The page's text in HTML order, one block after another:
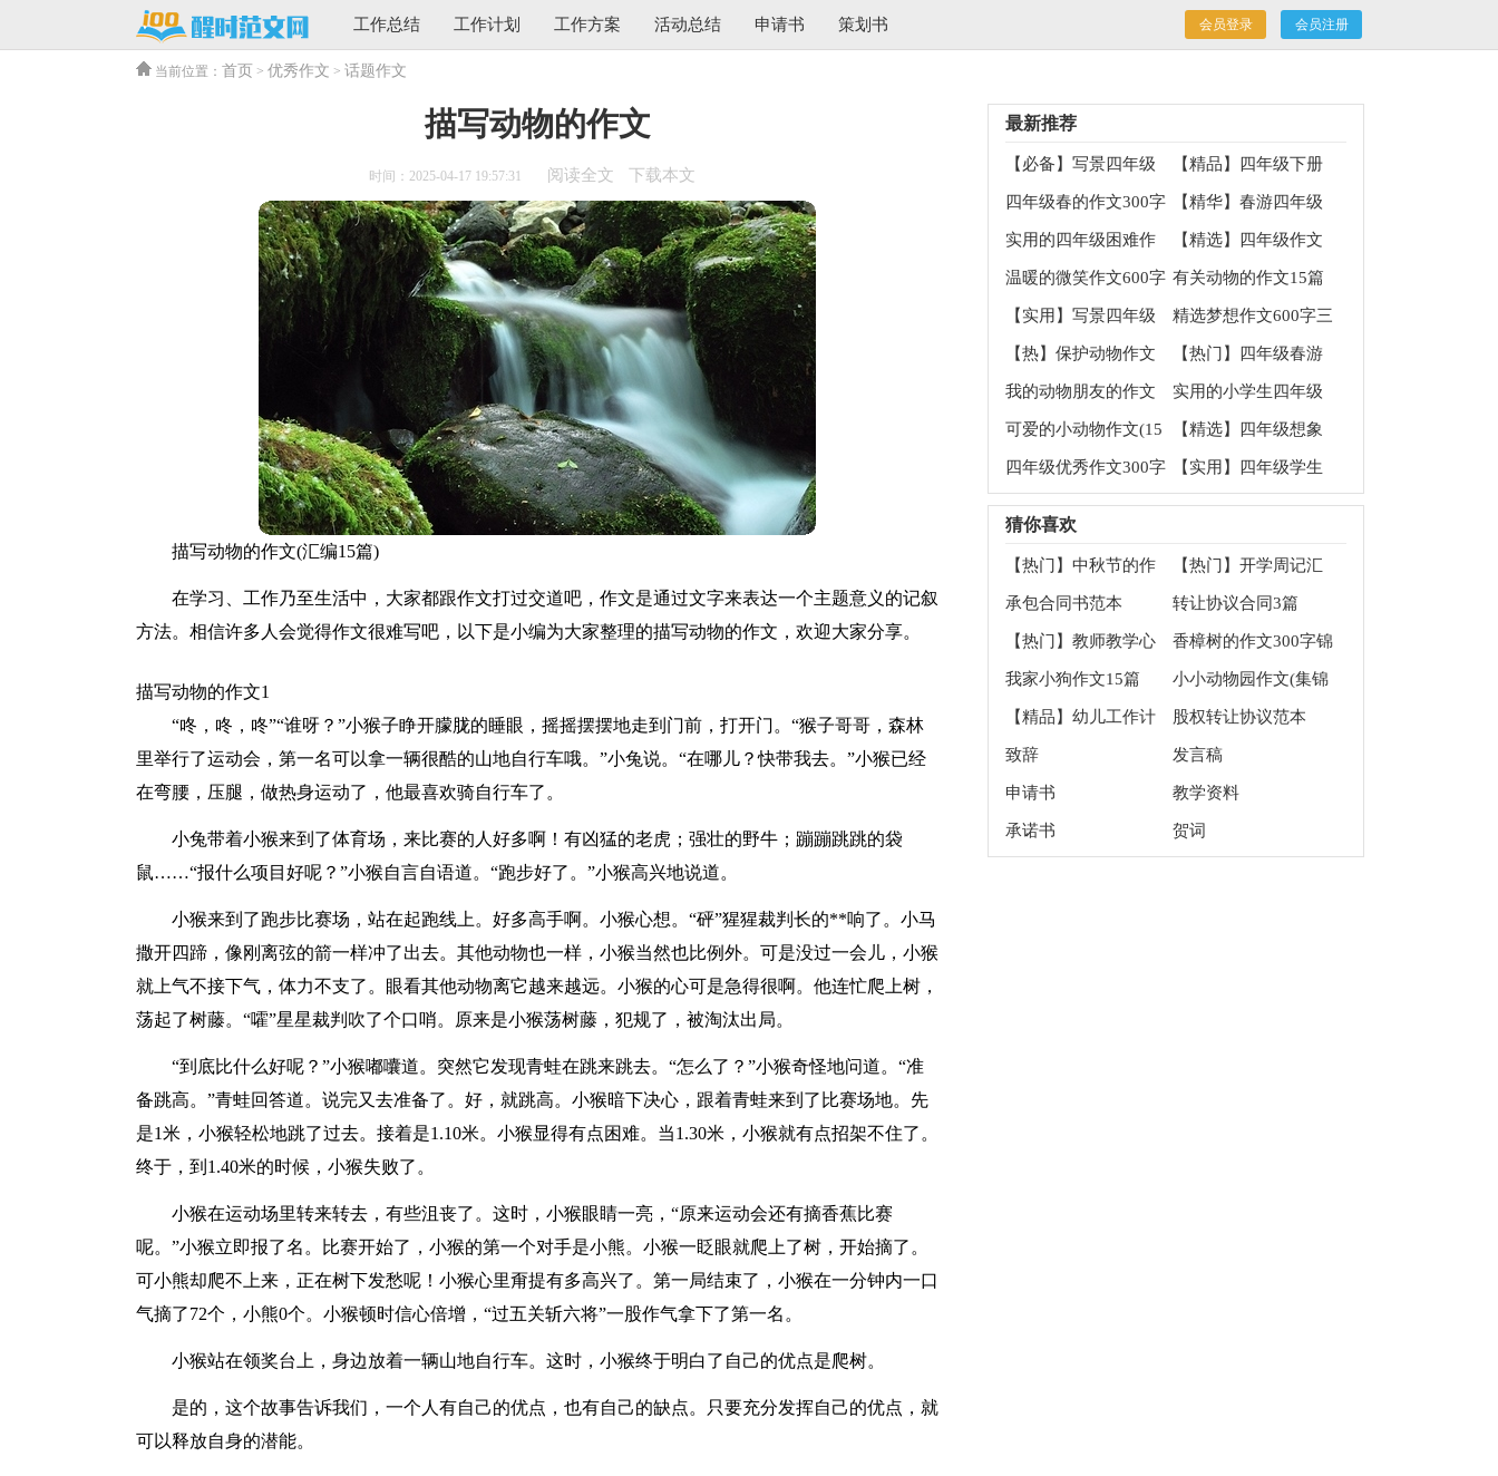
工作总结 工作计划 工作方案 活动总结 申请书 策划书 会员登录 会员注册
当前位置： 首页 > 优秀作文 > 话题作文
描写动物的作文
时间：2025-04-17 19:57:31 阅读全文 下载本文
描写动物的作文(汇编15篇)
在学习、工作乃至生活中，大家都跟作文打过交道吧，作文是通过文字来表达一个主题意义的记叙
方法。相信许多人会觉得作文很难写吧，以下是小编为大家整理的描写动物的作文，欢迎大家分享。
描写动物的作文1
“咚，咚，咚”“谁呀？”小猴子睁开朦胧的睡眼，摇摇摆摆地走到门前，打开门。“猴子哥哥，森林
里举行了运动会，第一名可以拿一辆很酷的山地自行车哦。”小兔说。“在哪儿？快带我去。”小猴已经
在弯腰，压腿，做热身运动了，他最喜欢骑自行车了。
小兔带着小猴来到了体育场，来比赛的人好多啊！有凶猛的老虎；强壮的野牛；蹦蹦跳跳的袋
鼠……“报什么项目好呢？”小猴自言自语道。“跑步好了。”小猴高兴地说道。
小猴来到了跑步比赛场，站在起跑线上。好多高手啊。小猴心想。“砰”猩猩裁判长的**响了。小马
撒开四蹄，像刚离弦的箭一样冲了出去。其他动物也一样，小猴当然也比例外。可是没过一会儿，小猴
就上气不接下气，体力不支了。眼看其他动物离它越来越远。小猴的心可是急得很啊。他连忙爬上树，
荡起了树藤。“嚯”星星裁判吹了个口哨。原来是小猴荡树藤，犯规了，被淘汰出局。
“到底比什么好呢？”小猴嘟囔道。突然它发现青蛙在跳来跳去。“怎么了？”小猴奇怪地问道。“准
备跳高。”青蛙回答道。说完又去准备了。好，就跳高。小猴暗下决心，跟着青蛙来到了比赛场地。先
是1米，小猴轻松地跳了过去。接着是1.10米。小猴显得有点困难。当1.30米，小猴就有点招架不住了。
终于，到1.40米的时候，小猴失败了。
小猴在运动场里转来转去，有些沮丧了。这时，小猴眼睛一亮，“原来运动会还有摘香蕉比赛
呢。”小猴立即报了名。比赛开始了，小猴的第一个对手是小熊。小猴一眨眼就爬上了树，开始摘了。
可小熊却爬不上来，正在树下发愁呢！小猴心里甭提有多高兴了。第一局结束了，小猴在一分钟内一口
气摘了72个，小熊0个。小猴顿时信心倍增，“过五关斩六将”一股作气拿下了第一名。
小猴站在领奖台上，身边放着一辆山地自行车。这时，小猴终于明白了自己的优点是爬树。
是的，这个故事告诉我们，一个人有自己的优点，也有自己的缺点。只要充分发挥自己的优点，就
可以释放自身的潜能。
最新推荐
【必备】写景四年级
作文集锦6篇
【精品】四年级下册
校园作文四篇
四年级春的作文300字
锦集5篇
【精华】春游四年级
的作文集锦5篇
实用的四年级困难作
文锦集十篇
【精选】四年级作文
集合7篇
温暖的微笑作文600字
7篇
有关动物的作文15篇
【实用】写景四年级
作文集锦5篇
精选梦想作文600字三
篇
【热】保护动物作文
【热门】四年级春游
作文锦集十篇
我的动物朋友的作文
实用的小学生四年级
作文300字合集八篇
可爱的小动物作文(15
篇)
【精选】四年级想象
作文汇总10篇
四年级优秀作文300字
【实用】四年级学生
猜你喜欢
【热门】中秋节的作
文400字9篇
【热门】开学周记汇
总7篇
承包合同书范本 转让协议合同3篇
【热门】教师教学心
得体会四篇
香樟树的作文300字锦
集8篇
我家小狗作文15篇
小小动物园作文(集锦
12篇)
【精品】幼儿工作计
划5篇
股权转让协议范本
致辞 发言稿
申请书 教学资料
承诺书 贺词